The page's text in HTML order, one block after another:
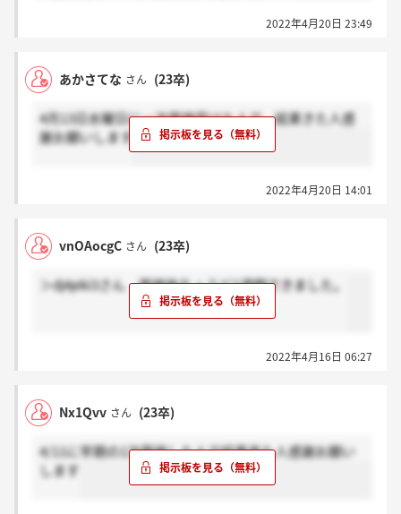
2022年4月20日 23:49
あかさてな さん (23卒)
4月13日水曜日に一次面接受けた人で、結果きた人感
謝お願いします
2022年4月20日 14:01
vnOAocgC さん (23卒)
＞dj4jeki3さん 面接後ちょうど1週間できました。
2022年4月16日 06:27
Nx1Qvv さん (23卒)
4/11に早期の1次面接した人で結果来た人感謝お願い
します